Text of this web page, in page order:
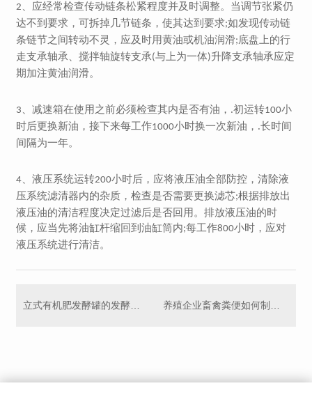
2
、应经常检查传动链条松紧程度并及时调整。当调节张紧仍
达不到要求，可拆掉几节链条，使其达到要求;如发现传动链
条链节之间转动不灵，应及时用黄油或机油润滑;底盘上的行
走支承轴承、搅拌轴旋转支承(与上为一体)升降支承轴承应定
期加注黄油润滑。
3 、减速箱在使用之前必须检查其内是否有油，.初运转100小
时后更换新油，接下来每工作1000小时换一次新油，.长时间
间隔为一年。
4 、液压系统运转200小时后，应将液压油全部防控，清除液
压系统滤清器内的杂质，检查是否需要更换滤芯;根据排放出
液压油的清洁程度决定过滤后是否回用。排放液压油的时
候，应当先将油缸杆缩回到油缸筒内;每工作800小时，应对
液压系统进行清洁。